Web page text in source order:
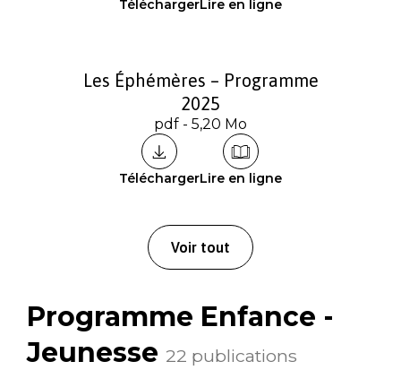
TéléchargerLire en ligne
Les Éphémères – Programme
2025
pdf - 5,20 Mo
TéléchargerLire en ligne
Voir tout
Programme Enfance -
Jeunesse 22 publications